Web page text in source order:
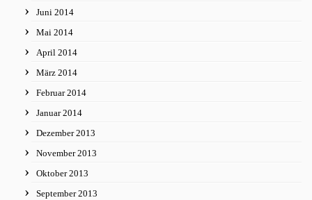
Juni 2014
Mai 2014
April 2014
März 2014
Februar 2014
Januar 2014
Dezember 2013
November 2013
Oktober 2013
September 2013